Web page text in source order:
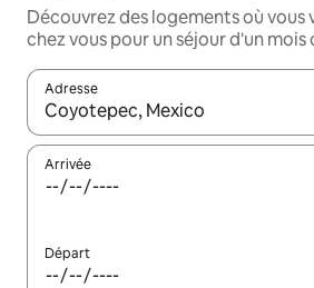
Découvrez des logements où vous
chez vous pour un séjour d'un mois
Adresse
Lorsque les résultats s'affichent,
Arrivée
Départ